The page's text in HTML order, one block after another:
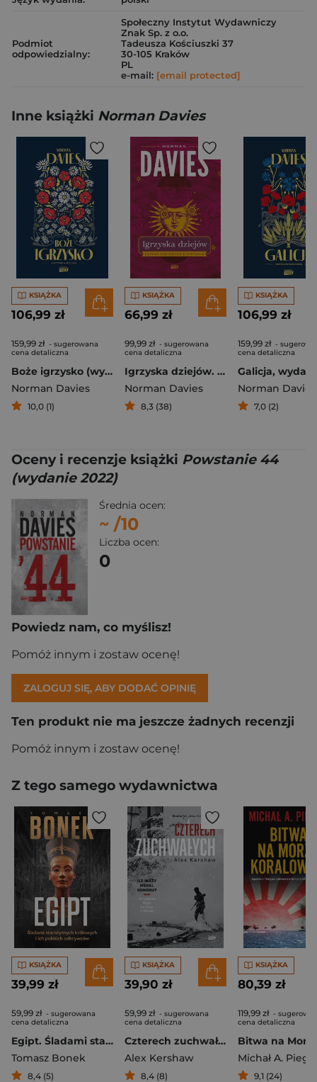
Podmiot
odpowiedzialny:
Społeczny Instytut Wydawniczy
Znak Sp. z o.o.
Tadeusza Kościuszki 37
30-105 Kraków
PL
e-mail: [email protected]
Inne książki Norman Davies
KSIĄŻKA
106,99 zł
159,99 zł - sugerowana
cena detaliczna
Boże igrzysko (wyd. 2026 - nowa okładka)
Norman Davies
10,0 (1)
KSIĄŻKA
66,99 zł
99,99 zł - sugerowana
cena detaliczna
Igrzyska dziejów. Zapasy historyka z historią
Norman Davies
8,3 (38)
KSIĄŻKA
106,99 zł
159,99 zł -
cena detaliczna
Norman Davies
7,0 (2)
Oceny i recenzje książki Powstanie 44
(wydanie 2022)
Średnia ocen:
~ /10
Liczba ocen:
0
Powiedz nam, co myślisz!
Pomóż innym i zostaw ocenę!
ZALOGUJ SIĘ, ABY DODAĆ OPINIĘ
Ten produkt nie ma jeszcze żadnych recenzji
Pomóż innym i zostaw ocenę!
Z tego samego wydawnictwa
KSIĄŻKA
39,99 zł
59,99 zł - sugerowana
cena detaliczna
Egipt. Śladami starożytnych królowych i ich polskich odkrywców
Tomasz Bonek
8,4 (5)
KSIĄŻKA
39,90 zł
59,99 zł - sugerowana
cena detaliczna
Czterech zuchwałych. Od piasków Afryki do serca III Rzeszy
Alex Kershaw
8,4 (8)
KSIĄŻKA
80,39 zł
119,99 zł -
cena detaliczna
Michał A.
9,1 (24)